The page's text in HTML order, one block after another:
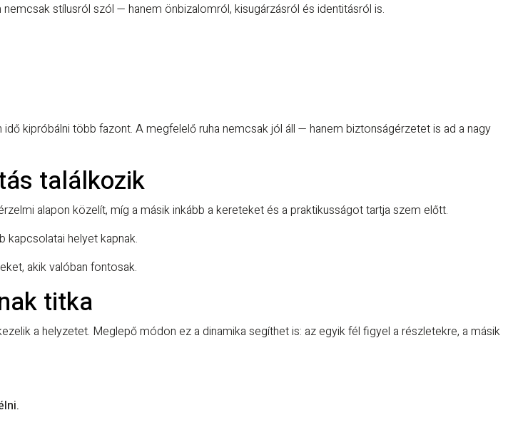
stílusról szól — hanem önbizalomról, kisugárzásról és identitásról is.
kipróbálni több fazont. A megfelelő ruha nemcsak jól áll — hanem biztonságérzetet is ad a nagy
találkozik
alapon közelít, míg a másik inkább a kereteket és a praktikusságot tartja szem előtt.
helyet kapnak.
akik valóban fontosak.
titka
a helyzetet. Meglepő módon ez a dinamika segíthet is: az egyik fél figyel a részletekre, a másik